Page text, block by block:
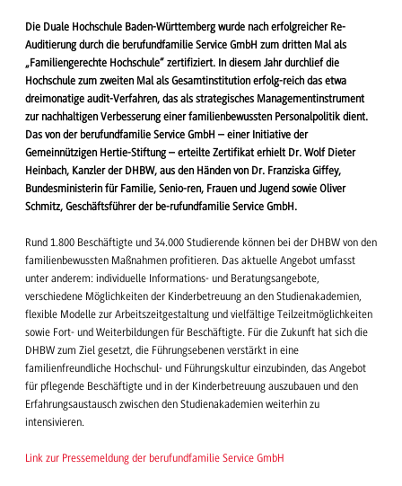
Die Duale Hochschule Baden-Württemberg wurde nach erfolgreicher Re-
Auditierung durch die berufundfamilie Service GmbH zum dritten Mal als
„Familiengerechte Hochschule“ zertifiziert. In diesem Jahr durchlief die
Hochschule zum zweiten Mal als Gesamtinstitution erfolg-reich das etwa
dreimonatige audit-Verfahren, das als strategisches Managementinstrument
zur nachhaltigen Verbesserung einer familienbewussten Personalpolitik dient.
Das von der berufundfamilie Service GmbH – einer Initiative der
Gemeinnützigen Hertie-Stiftung – erteilte Zertifikat erhielt Dr. Wolf Dieter
Heinbach, Kanzler der DHBW, aus den Händen von Dr. Franziska Giffey,
Bundesministerin für Familie, Senio-ren, Frauen und Jugend sowie Oliver
Schmitz, Geschäftsführer der be-rufundfamilie Service GmbH.
Rund 1.800 Beschäftigte und 34.000 Studierende können bei der DHBW von den
familienbewussten Maßnahmen profitieren. Das aktuelle Angebot umfasst
unter anderem: individuelle Informations- und Beratungsangebote,
verschiedene Möglichkeiten der Kinderbetreuung an den Studienakademien,
flexible Modelle zur Arbeitszeitgestaltung und vielfältige Teilzeitmöglichkeiten
sowie Fort- und Weiterbildungen für Beschäftigte. Für die Zukunft hat sich die
DHBW zum Ziel gesetzt, die Führungsebenen verstärkt in eine
familienfreundliche Hochschul- und Führungskultur einzubinden, das Angebot
für pflegende Beschäftigte und in der Kinderbetreuung auszubauen und den
Erfahrungsaustausch zwischen den Studienakademien weiterhin zu
intensivieren.
Link zur Pressemeldung der berufundfamilie Service GmbH